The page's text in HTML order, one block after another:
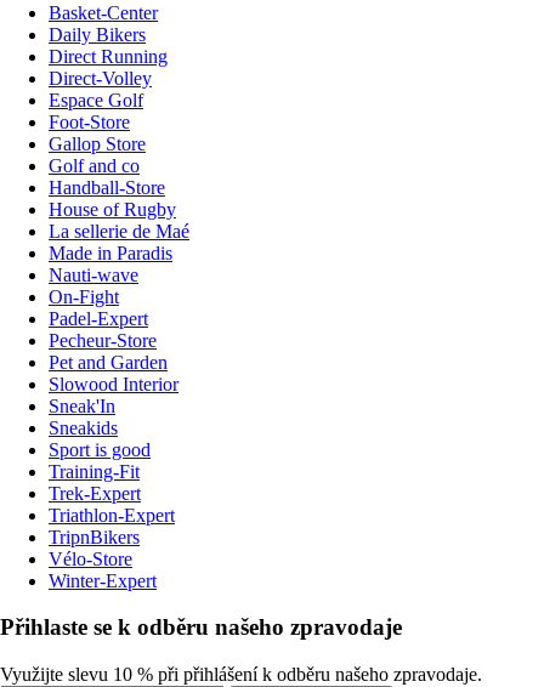
Basket-Center
Daily Bikers
Direct Running
Direct-Volley
Espace Golf
Foot-Store
Gallop Store
Golf and co
Handball-Store
House of Rugby
La sellerie de Maé
Made in Paradis
Nauti-wave
On-Fight
Padel-Expert
Pecheur-Store
Pet and Garden
Slowood Interior
Sneak'In
Sneakids
Sport is good
Training-Fit
Trek-Expert
Triathlon-Expert
TripnBikers
Vélo-Store
Winter-Expert
Přihlaste se k odběru našeho zpravodaje
Využijte slevu 10 % při přihlášení k odběru našeho zpravodaje.